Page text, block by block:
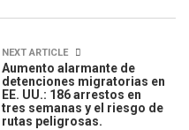
NEXT ARTICLE
Aumento alarmante de
detenciones migratorias en
EE. UU.: 186 arrestos en
tres semanas y el riesgo de
rutas peligrosas.